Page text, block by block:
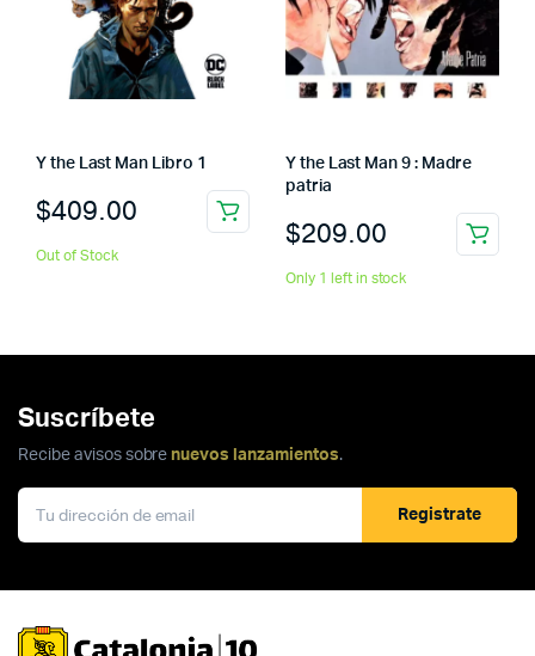
Y the Last Man Libro 1
$409.00
Out of Stock
Y the Last Man 9 : Madre
patria
$209.00
Only 1 left in stock
Suscríbete
Recibe avisos sobre nuevos lanzamientos.
Registrate